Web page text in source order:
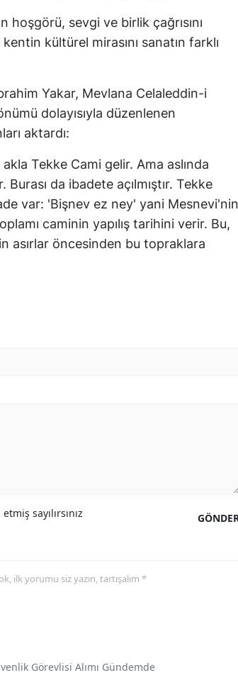
hoşgörü, sevgi ve birlik çağrısını
kültürel mirasını sanatın farklı
Yakar, Mevlana Celaleddin-i
dolayısıyla düzenlenen
aktardı:
Tekke Cami gelir. Ama aslında
da ibadete açılmıştır. Tekke
var: 'Bişnev ez ney' yani Mesnevi'nin
caminin yapılış tarihini verir. Bu,
asırlar öncesinden bu topraklara
sayılırsınız
ilk yorumu siz yazın, tartışalım *
Görevlisi Alımı Gündemde